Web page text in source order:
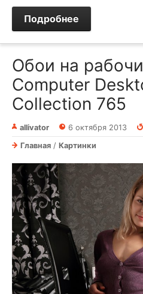
Подробнее
Обои на
Computer
Collection 765
allivator 6 октября 2013
Главная / Картинки